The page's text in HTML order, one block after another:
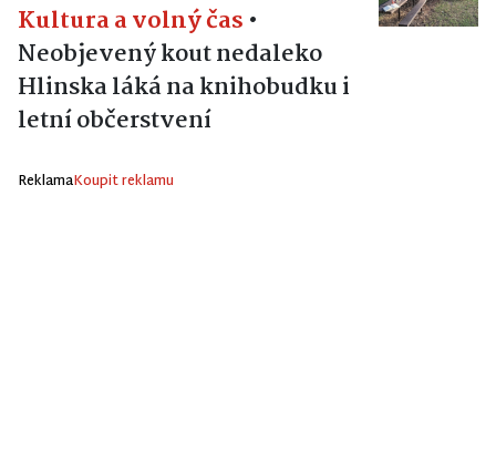
Kultura a volný čas •
Neobjevený kout nedaleko
Hlinska láká na knihobudku i
letní občerstvení
ReklamaKoupit reklamu